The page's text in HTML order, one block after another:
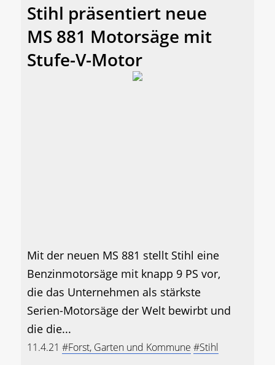
Stihl präsentiert neue
MS 881 Motorsäge mit
Stufe-V-Motor
Mit der neuen MS 881 stellt Stihl eine
Benzinmotorsäge mit knapp 9 PS vor,
die das Unternehmen als stärkste
Serien-Motorsäge der Welt bewirbt und
die die...
11.4.21 #Forst, Garten und Kommune #Stihl